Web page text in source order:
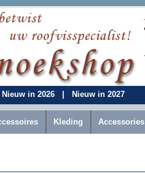
Nieuw in 2026 Nieuw in 2027
Kleding Accessories